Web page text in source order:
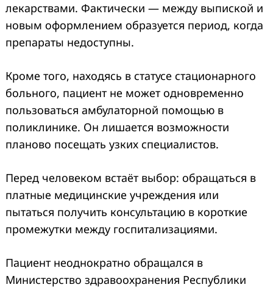
лекарствами. Фактически — между выпиской и
новым оформлением образуется период, когда
препараты недоступны.
Кроме того, находясь в статусе стационарного
больного, пациент не может одновременно
пользоваться амбулаторной помощью в
поликлинике. Он лишается возможности
планово посещать узких специалистов.
Перед человеком встаёт выбор: обращаться в
платные медицинские учреждения или
пытаться получить консультацию в короткие
промежутки между госпитализациями.
Пациент неоднократно обращался в
Министерство здравоохранения Республики